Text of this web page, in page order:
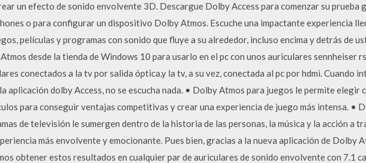
un efecto de sonido envolvente 3D. Descargue Dolby Access para comenzar su
o para configurar un dispositivo Dolby Atmos. Escuche una impactante experiencia
películas y programas con sonido que fluye a su alrededor, incluso encima y detrás de
desde la tienda de Windows 10 para usarlo en el pc con unos auriculares sennheiser
conectados a la tv por salida óptica,y la tv, a su vez, conectada al pc por hdmi. Cuando
aplicación dolby Access, no se escucha nada. • Dolby Atmos para juegos le permite elegir
para conseguir ventajas competitivas y crear una experiencia de juego más intensa. •
de televisión le sumergen dentro de la historia de las personas, la música y la acción a
más envolvente y emocionante. Pues bien, gracias a la nueva aplicación de Dolby
obtener estos resultados en cualquier par de auriculares de sonido envolvente con 7.1